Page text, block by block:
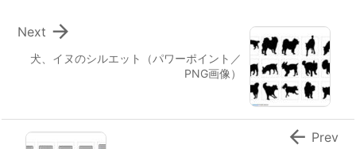
犬、イヌのシルエット（パワーポイント／
PNG画像）

Next
 Prev